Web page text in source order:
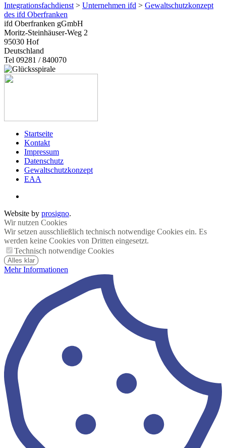
Integrationsfachdienst > Unternehmen ifd > Gewaltschutzkonzept
des ifd Oberfranken
ifd Oberfranken gGmbH
Moritz-Steinhäuser-Weg 2
95030 Hof
Deutschland
Tel 09281 / 840070
Startseite
Kontakt
Impressum
Datenschutz
Gewaltschutzkonzept
EAA
Website by prosigno.
Wir nutzen Cookies
Wir setzen ausschließlich technisch notwendige Cookies ein. Es
werden keine Cookies von Dritten eingesetzt.
Technisch notwendige Cookies
Alles klar
Mehr Informationen